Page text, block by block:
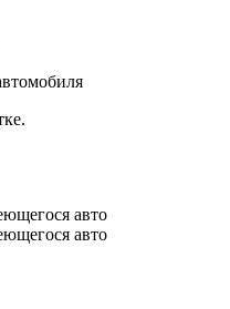
авто
авто